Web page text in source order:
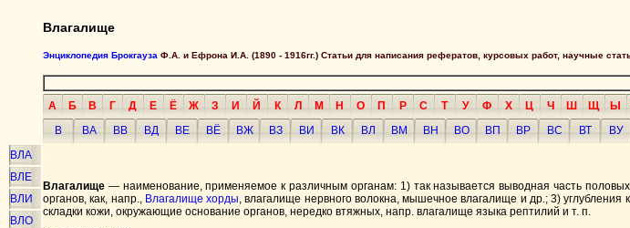
Влагалище
Энциклопедия Брокгауза Ф.А. и Ефрона И.А. (1890 - 1916гг.) Статьи для написания рефератов, курсовых работ, научные
А Б В Г Д Е Ё Ж З И Й К Л М Н О П Р С Т У Ф Х Ц Ч Ш Щ Ы
В
ВА ВВ ВД ВЕ ВЁ ВЖ ВЗ ВИ ВК ВЛ ВМ ВН ВО ВП ВР ВС ВТ ВУ
ВЛА
ВЛЕ
ВЛИ
ВЛО
Влагалище — наименование, применяемое к различным органам: 1) так называется выводная часть
органов, как, напр., Влагалище хорды, влагалище нервного волокна, мышечное влагалище и др.; 3)
складки кожи, окружающие основание органов, нередко втяжных, напр. влагалище языка рептилий и т. п.